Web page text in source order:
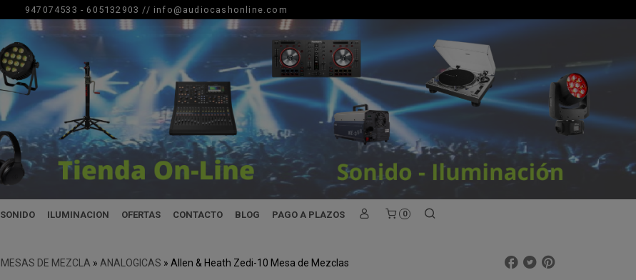
947074533 - 605132903 // info@audiocashonline.com
SONIDO ILUMINACION OFERTAS CONTACTO BLOG PAGO A PLAZOS 0
MESAS DE MEZCLA » ANALOGICAS » Allen & Heath Zedi-10 Mesa de Mezclas